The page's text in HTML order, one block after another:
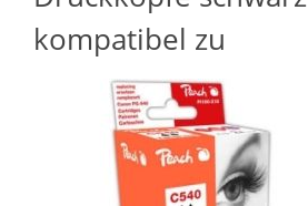
kompatibel zu